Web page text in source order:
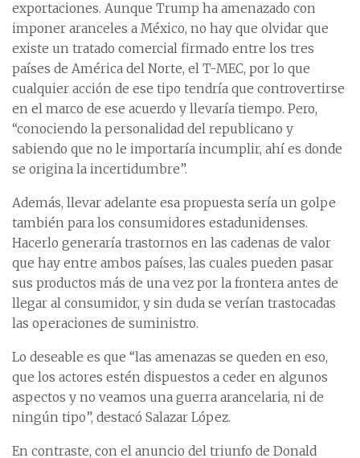
exportaciones. Aunque Trump ha amenazado con
imponer aranceles a México, no hay que olvidar que
existe un tratado comercial firmado entre los tres
países de América del Norte, el T-MEC, por lo que
cualquier acción de ese tipo tendría que controvertirse
en el marco de ese acuerdo y llevaría tiempo. Pero,
“conociendo la personalidad del republicano y
sabiendo que no le importaría incumplir, ahí es donde
se origina la incertidumbre”.
Además, llevar adelante esa propuesta sería un golpe
también para los consumidores estadunidenses.
Hacerlo generaría trastornos en las cadenas de valor
que hay entre ambos países, las cuales pueden pasar
sus productos más de una vez por la frontera antes de
llegar al consumidor, y sin duda se verían trastocadas
las operaciones de suministro.
Lo deseable es que “las amenazas se queden en eso,
que los actores estén dispuestos a ceder en algunos
aspectos y no veamos una guerra arancelaria, ni de
ningún tipo”, destacó Salazar López.
En contraste, con el anuncio del triunfo de Donald